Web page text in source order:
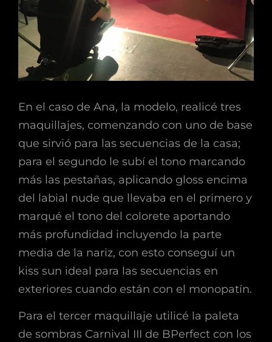
En el caso de Ana, la modelo, realicé tres
maquillajes, comenzando con uno de base
que sirvió para las secuencias de la casa;
para el segundo le subí el tono marcando
más las pestañas, aplicando gloss encima
del labial nude que llevaba en el primero y
marqué el tono del colorete aportando
más profundidad incluyendo la parte
media de la nariz, con esto conseguí un
kiss sun ideal para las secuencias en
exteriores cuando están con el monopatín.
Para el tercer maquillaje utilicé la paleta
de sombras Carnival III de BPerfect con los